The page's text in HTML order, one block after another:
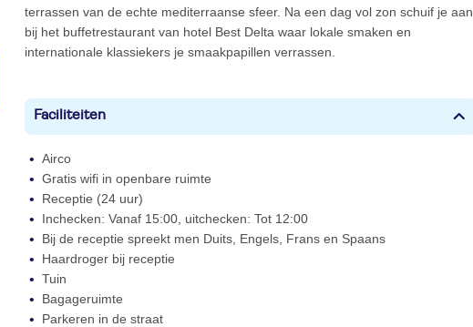
terrassen van de echte mediterraanse sfeer. Na een dag vol zon schuif je aan
bij het buffetrestaurant van hotel Best Delta waar lokale smaken en
internationale klassiekers je smaakpapillen verrassen.
Faciliteiten
Airco
Gratis wifi in openbare ruimte
Receptie (24 uur)
Inchecken: Vanaf 15:00, uitchecken: Tot 12:00
Bij de receptie spreekt men Duits, Engels, Frans en Spaans
Haardroger bij receptie
Tuin
Bagageruimte
Parkeren in de straat